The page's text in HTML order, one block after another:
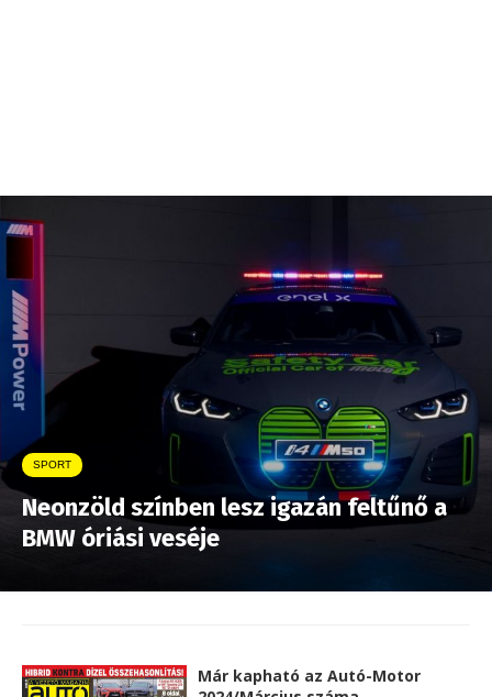
SPORT
Neonzöld színben lesz igazán feltűnő a
BMW óriási veséje
Már kapható az Autó-Motor